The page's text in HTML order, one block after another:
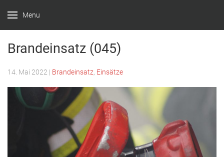
Menu
Witten –
Löscheinheit
Bommern
Brandeinsatz (045)
14. Mai 2022 | Brandeinsatz Einsätze